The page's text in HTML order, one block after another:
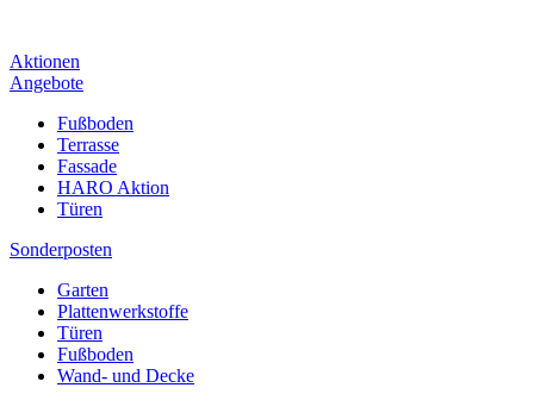
Aktionen
Angebote
Fußboden
Terrasse
Fassade
HARO Aktion
Türen
Sonderposten
Garten
Plattenwerkstoffe
Türen
Fußboden
Wand- und Decke